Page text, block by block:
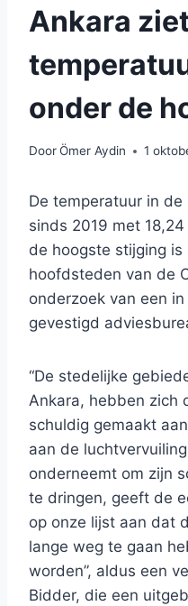
Ankara
onder de
DoorÖmer Aydin 1
De temperatuur in
sinds 2019 met
de hoogste stijging is
hoofdsteden van de
onderzoek van een
gevestigd
“De stedelijke
Ankara, hebben zich
schuldig gemaakt
aan de
onderneemt om zijn
te dringen, geeft de
op onze lijst aan dat
lange weg te gaan
worden”, aldus een
Bidder, die een